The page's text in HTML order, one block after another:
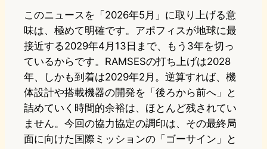
このニュースを「2026年5月」に取り上げる意
味は、極めて明確です。アポフィスが地球に最
接近する2029年4月13日まで、もう3年を切っ
ているからです。RAMSESの打ち上げは2028
年、しかも到着は2029年2月。逆算すれば、機
体設計や搭載機器の開発を「後ろから前へ」と
詰めていく時間的余裕は、ほとんど残されてい
ません。今回の協力協定の調印は、その最終局
面に向けた国際ミッションの「ゴーサイン」と